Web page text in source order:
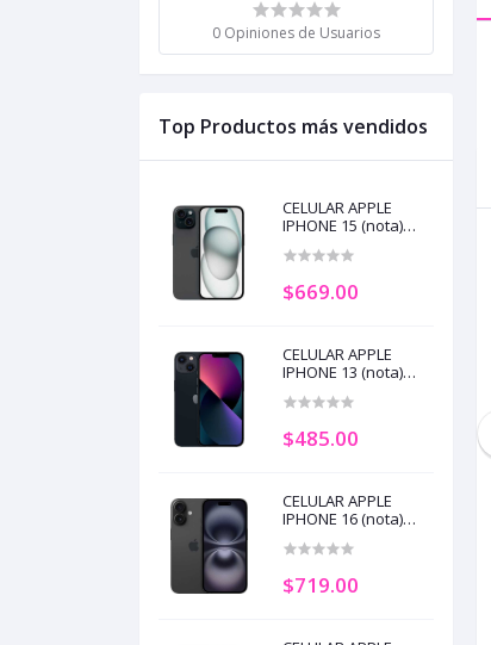
0 Opiniones de Usuarios
Top Productos más vendidos
CELULAR APPLE
IPHONE 15 (nota)
BLACK (SIM)
$669.00
CELULAR APPLE
IPHONE 13 (nota)
MIDNIGTH (+2)
$485.00
CELULAR APPLE
IPHONE 16 (nota)
BLACK (SIM) (+2)
$719.00
$719.00
CELULAR APPLE IPHONE 16 (nota)
128GB 8GB RAM ULTRAMARINE